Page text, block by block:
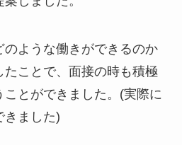
ような働きができるのか
たことで、面接の時も積極
とができました。(実際に
きました)